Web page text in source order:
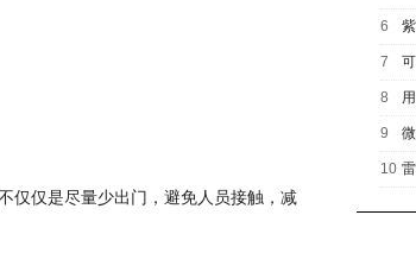
仅仅是尽量少出门，避免人员接触，减
6
7
8
9
10